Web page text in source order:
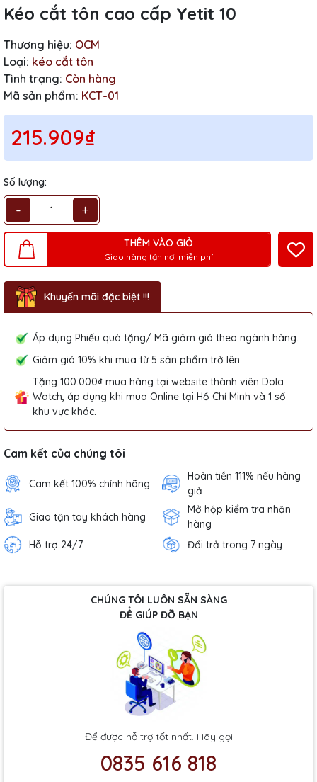
Kéo cắt tôn cao cấp Yetit 10
Thương hiệu: OCM
Loại: kéo cắt tôn
Tình trạng: Còn hàng
Mã sản phẩm: KCT-01
215.909₫
Số lượng:
- +
THÊM VÀO GIỎ
Giao hàng tận nơi miễn phí
Khuyến mãi đặc biệt !!!
Áp dụng Phiếu quà tặng/ Mã giảm giá theo ngành hàng.
Giảm giá 10% khi mua từ 5 sản phẩm trở lên.
Tặng 100.000₫ mua hàng tại website thành viên Dola
Watch, áp dụng khi mua Online tại Hồ Chí Minh và 1 số
khu vực khác.
Cam kết của chúng tôi
Cam kết 100% chính hãng
Hoàn tiền 111% nếu hàng
giả
Giao tận tay khách hàng
Mở hộp kiểm tra nhận
hàng
Hỗ trợ 24/7
Đổi trả trong 7 ngày
CHÚNG TÔI LUÔN SẴN SÀNG
ĐỂ GIÚP ĐỠ BẠN
Để được hỗ trợ tốt nhất. Hãy gọi
0835 616 818